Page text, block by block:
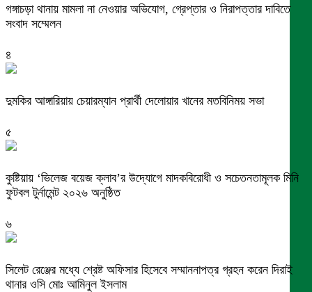
গঙ্গাচড়া থানায় মামলা না নেওয়ার অভিযোগ, গ্রেপ্তার ও নিরাপত্তার দাবিতে
সংবাদ সম্মেলন
৪
দুমকির আঙ্গারিয়ায় চেয়ারম্যান প্রার্থী দেলোয়ার খানের মতবিনিময় সভা
৫
কুষ্টিয়ায় ‘ভিলেজ বয়েজ ক্লাব’র উদ্যোগে মাদকবিরোধী ও সচেতনতামূলক মিনি
ফুটবল টুর্নামেন্ট ২০২৬ অনুষ্ঠিত
৬
সিলেট রেঞ্জের মধ্যে শ্রেষ্ট অফিসার হিসেবে সম্মাননাপত্র গ্রহন করেন দিরাই
থানার ওসি মোঃ আমিনুল ইসলাম